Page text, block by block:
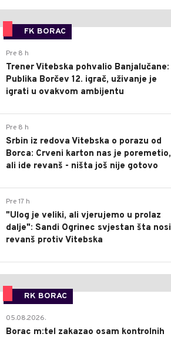
FK BORAC
Pre 8 h
Trener Vitebska pohvalio Banjalučane:
Publika Borčev 12. igrač, uživanje je
igrati u ovakvom ambijentu
Pre 8 h
Srbin iz redova Vitebska o porazu od
Borca: Crveni karton nas je poremetio,
ali ide revanš - ništa još nije gotovo
Pre 17 h
"Ulog je veliki, ali vjerujemo u prolaz
dalje": Sandi Ogrinec svjestan šta nosi
revanš protiv Vitebska
RK BORAC
05.08.2026.
Borac m:tel zakazao osam kontrolnih